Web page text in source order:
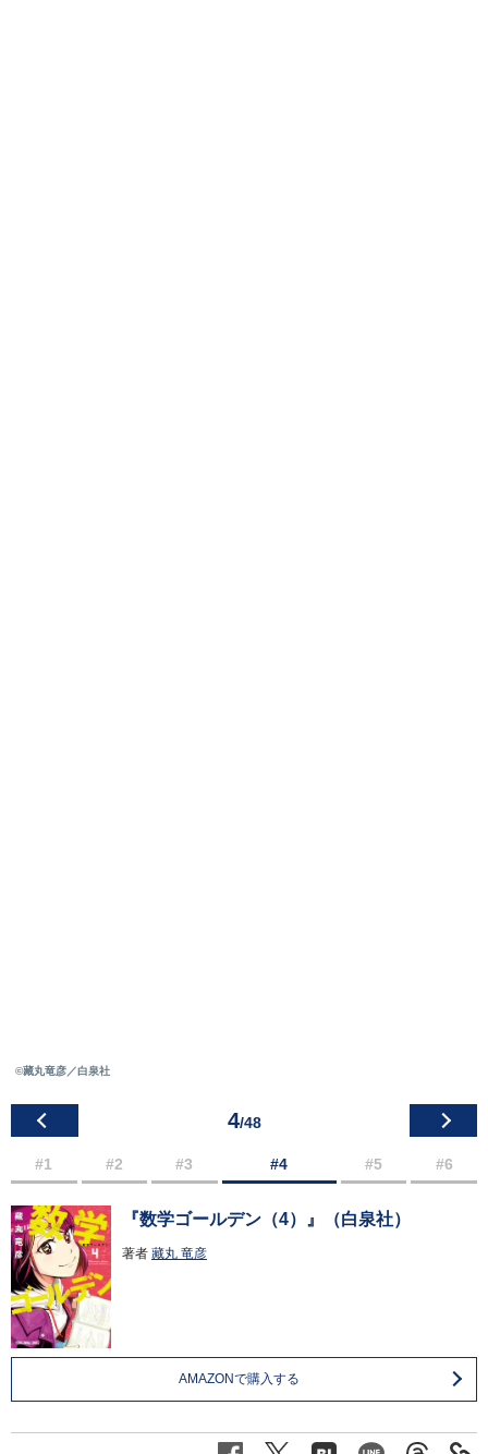
©藏丸竜彦／白泉社
4/48
#1 #2 #3 #4 #5 #6
『数学ゴールデン（4）』（白泉社）
著者 藏丸 竜彦
AMAZONで購入する